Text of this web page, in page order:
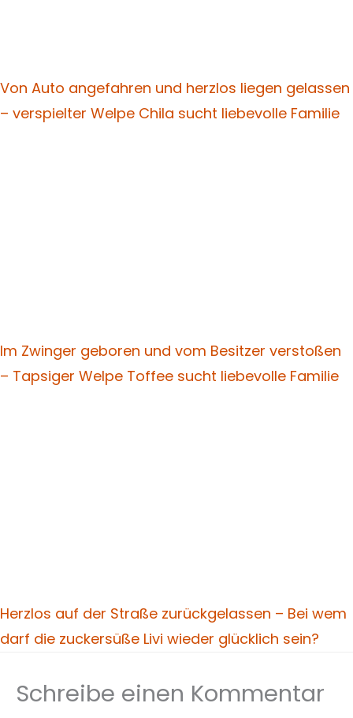
Von Auto angefahren und herzlos liegen gelassen
– verspielter Welpe Chila sucht liebevolle Familie
Im Zwinger geboren und vom Besitzer verstoßen
– Tapsiger Welpe Toffee sucht liebevolle Familie
Herzlos auf der Straße zurückgelassen – Bei wem
darf die zuckersüße Livi wieder glücklich sein?
Schreibe einen Kommentar